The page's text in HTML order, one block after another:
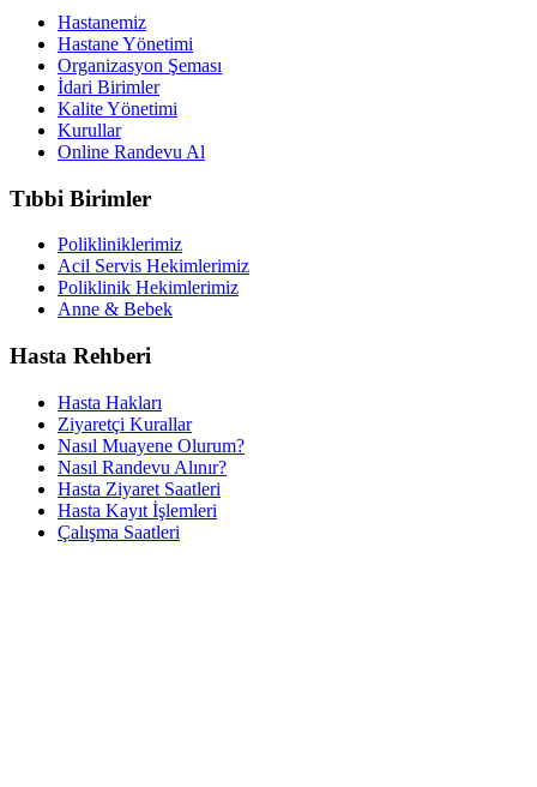
Hastanemiz
Hastane Yönetimi
Organizasyon Şeması
İdari Birimler
Kalite Yönetimi
Kurullar
Online Randevu Al
Tıbbi Birimler
Polikliniklerimiz
Acil Servis Hekimlerimiz
Poliklinik Hekimlerimiz
Anne & Bebek
Hasta Rehberi
Hasta Hakları
Ziyaretçi Kurallar
Nasıl Muayene Olurum?
Nasıl Randevu Alınır?
Hasta Ziyaret Saatleri
Hasta Kayıt İşlemleri
Çalışma Saatleri